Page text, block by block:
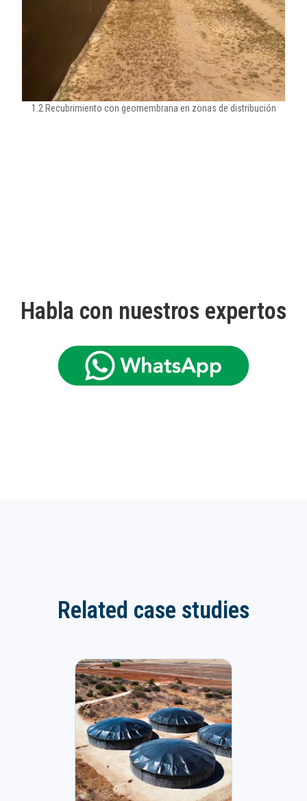
1.2 Recubrimiento con geomembrana en zonas de distribución
Habla con nuestros expertos
Related case studies